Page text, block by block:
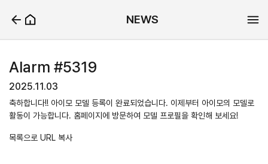
NEWS
Alarm #5319
2025.11.03
축하합니다!! 아이모 모델 등록이 완료되었습니다. 이제부터 아이모의 모델로
활동이 가능합니다. 홈페이지에 방문하여 모델 프로필을 확인해 보세요!
목록으로 URL 복사